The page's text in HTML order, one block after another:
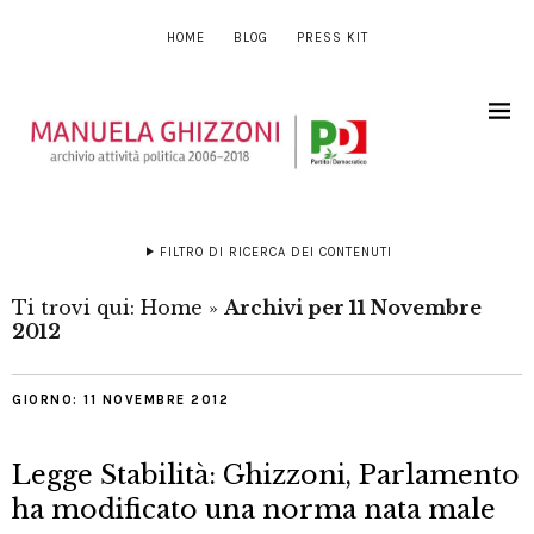
HOME BLOG PRESS KIT
FILTRO DI RICERCA DEI CONTENUTI
Ti trovi qui: Home » Archivi per 11 Novembre
2012
GIORNO: 11 NOVEMBRE 2012
Legge Stabilità: Ghizzoni, Parlamento
ha modificato una norma nata male